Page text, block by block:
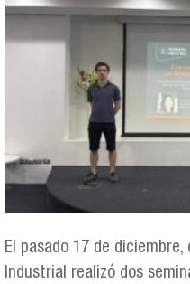
El pasado 17 de
Industrial realizó dos